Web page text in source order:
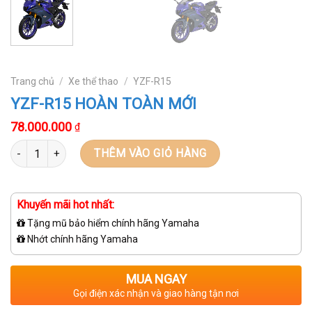
Trang chủ / Xe thể thao / YZF-R15
YZF-R15 HOÀN TOÀN MỚI
78.000.000 ₫
Số lượng
THÊM VÀO GIỎ HÀNG
Khuyến mãi hot nhất:
Tặng mũ bảo hiểm chính hãng Yamaha
Nhớt chính hãng Yamaha
MUA NGAY
Gọi điện xác nhận và giao hàng tận nơi